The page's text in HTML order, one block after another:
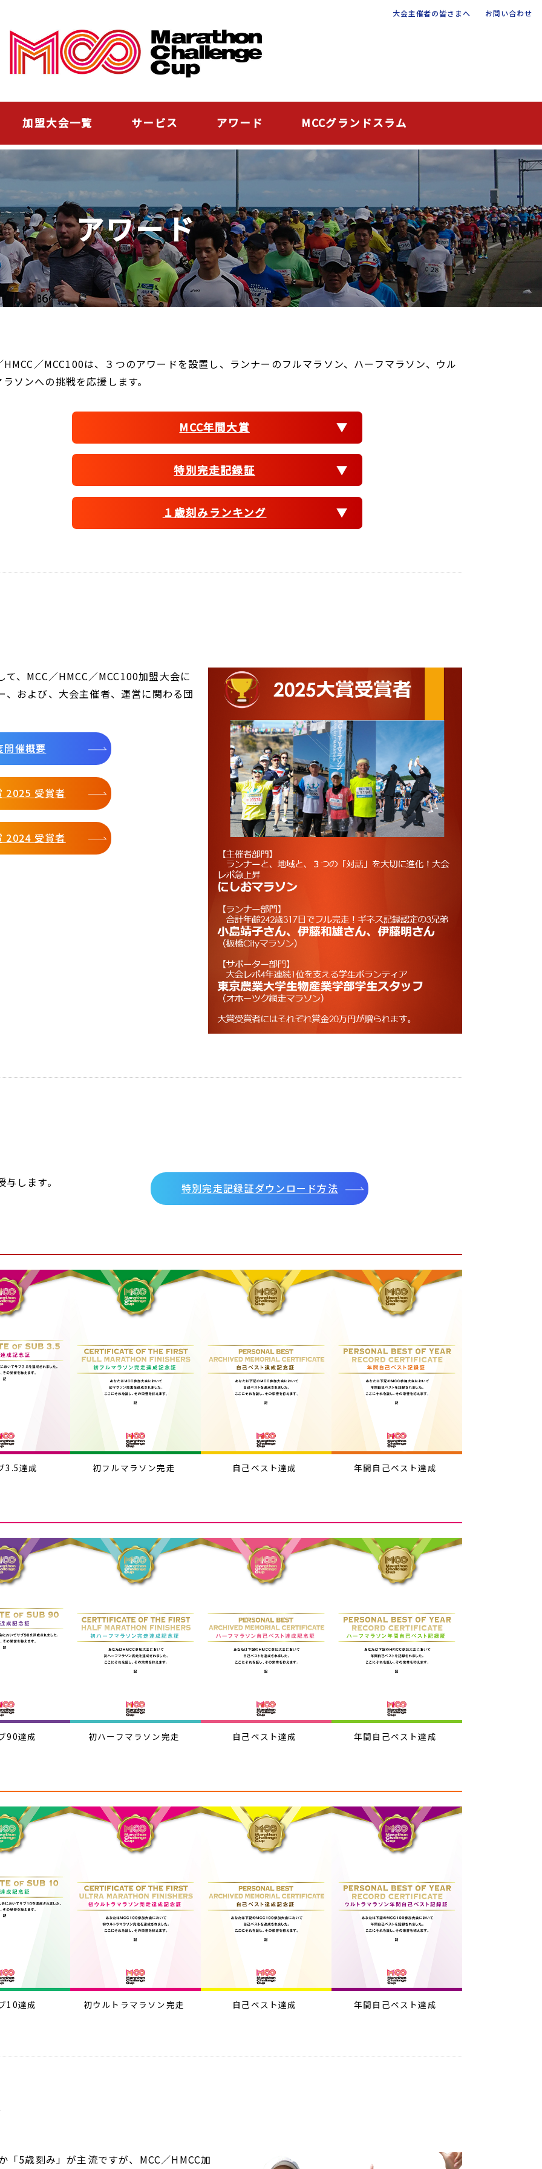
大会主催者の皆さまへ お問い合わせ
加盟大会一覧 サービス アワード MCCグランドスラム
アワード
HMCC／MCC100は、３つのアワードを設置し、ランナーのフルマラソン、ハーフマラソン、ウル
ラソンへの挑戦を応援します。
MCC年間大賞
特別完走記録証
１歳刻みランキング
、MCC／HMCC／MCC100加盟大会に
および、大会主催者、運営に関わる団
開催概要
2025 受賞者
2024 受賞者
します。 特別完走記録証ダウンロード方法
3.5達成 初フルマラソン完走 自己ベスト達成 年間自己ベスト達成
90達成 初ハーフマラソン完走 自己ベスト達成 年間自己ベスト達成
10達成 初ウルトラマラソン完走 自己ベスト達成 年間自己ベスト達成
5歳刻み」が主流ですが、MCC／HMCC加